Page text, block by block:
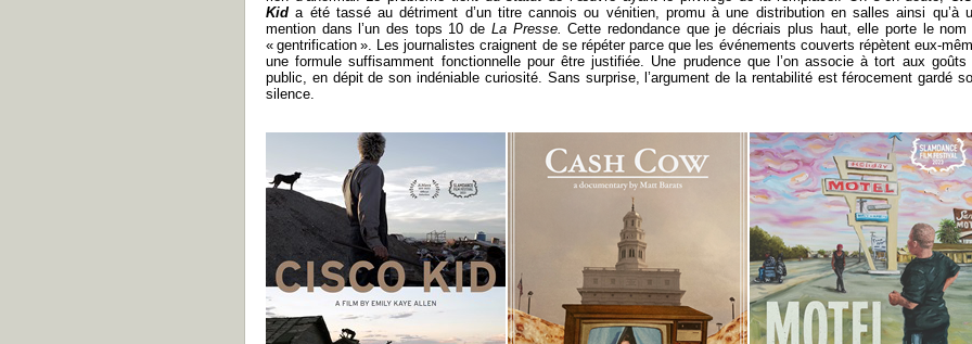
Kida été tassé au détriment d’un titre cannois ou vénitien, promu à une distribution en salles ainsi qu’à
mention dans l’un des tops 10 de La Presse.Cette redondance que je décriais plus haut, elle porte le nom
« gentrification ». Les journalistes craignent de se répéter parce que les événements couverts répètent eux-
une formule suffisamment fonctionnelle pour être justifiée. Une prudence que l’on associe à tort aux goûts
public, en dépit de son indéniable curiosité. Sans surprise, l’argument de la rentabilité est férocement gardé
silence.